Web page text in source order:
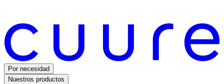
Por necesidad
Nuestros productos